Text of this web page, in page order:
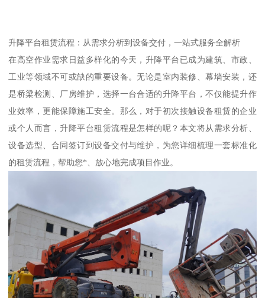
升降平台租赁流程：从需求分析到设备交付，一站式服务全解析
在高空作业需求日益多样化的今天，升降平台已成为建筑、市政、
工业等领域不可或缺的重要设备。无论是室内装修、幕墙安装，还
是桥梁检测、厂房维护，选择一台合适的升降平台，不仅能提升作
业效率，更能保障施工安全。那么，对于初次接触设备租赁的企业
或个人而言，升降平台租赁流程是怎样的呢？本文将从需求分析、
设备选型、合同签订到设备交付与维护，为您详细梳理一套标准化
的租赁流程，帮助您*、放心地完成项目作业。